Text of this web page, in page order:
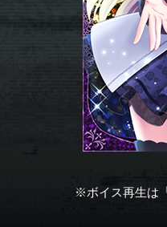
※ボイス再生は